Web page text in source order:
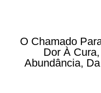
O Chamado
Dor À
Abundância,